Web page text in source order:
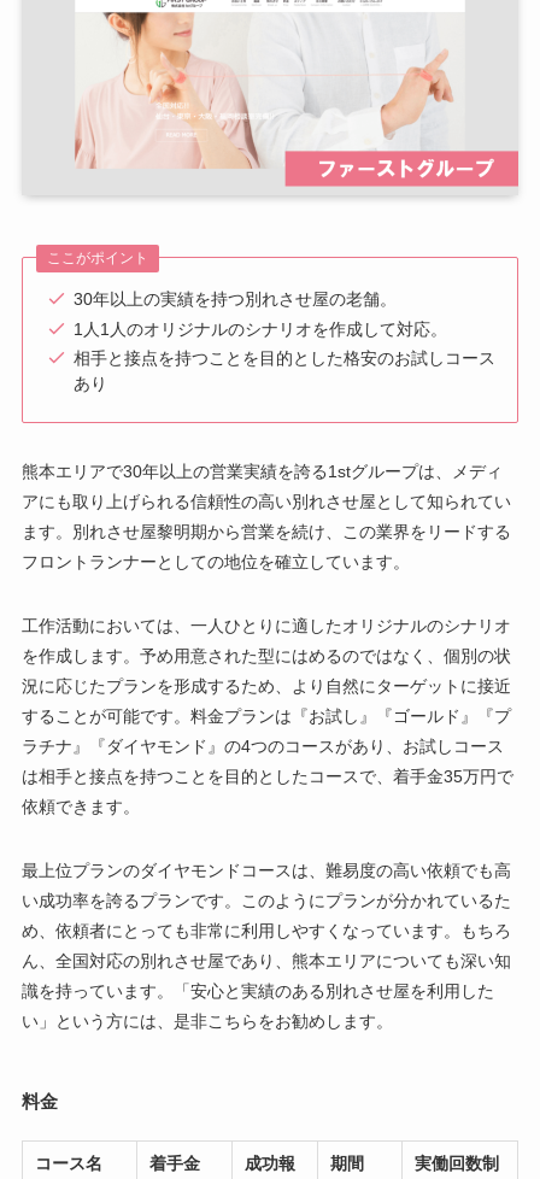
ここがポイント
30年以上の実績を持つ別れさせ屋の老舗。
1人1人のオリジナルのシナリオを作成して対応。
相手と接点を持つことを目的とした格安のお試しコース
あり
熊本エリアで30年以上の営業実績を誇る1stグループは、メディ
アにも取り上げられる信頼性の高い別れさせ屋として知られてい
ます。別れさせ屋黎明期から営業を続け、この業界をリードする
フロントランナーとしての地位を確立しています。
工作活動においては、一人ひとりに適したオリジナルのシナリオ
を作成します。予め用意された型にはめるのではなく、個別の状
況に応じたプランを形成するため、より自然にターゲットに接近
することが可能です。料金プランは『お試し』『ゴールド』『プ
ラチナ』『ダイヤモンド』の4つのコースがあり、お試しコース
は相手と接点を持つことを目的としたコースで、着手金35万円で
依頼できます。
最上位プランのダイヤモンドコースは、難易度の高い依頼でも高
い成功率を誇るプランです。このようにプランが分かれているた
め、依頼者にとっても非常に利用しやすくなっています。もちろ
ん、全国対応の別れさせ屋であり、熊本エリアについても深い知
識を持っています。「安心と実績のある別れさせ屋を利用した
い」という方には、是非こちらをお勧めします。
料金
コース名 着手金
成功報
期間
実働回数制